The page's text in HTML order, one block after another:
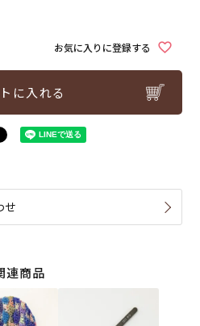
お気に入りに登録する
に入れる
せ
連商品